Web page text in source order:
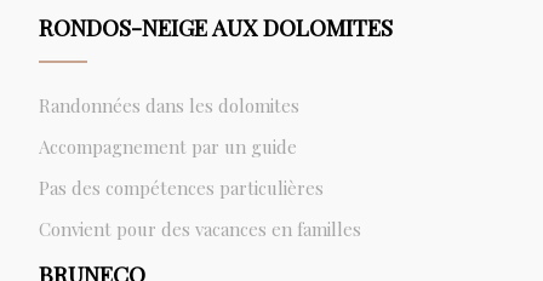
RONDOS-NEIGE AUX DOLOMITES
Randonnées dans les dolomites
Accompagnement par un guide
Pas des compétences particulières
Convient pour des vacances en familles
BRUNECO